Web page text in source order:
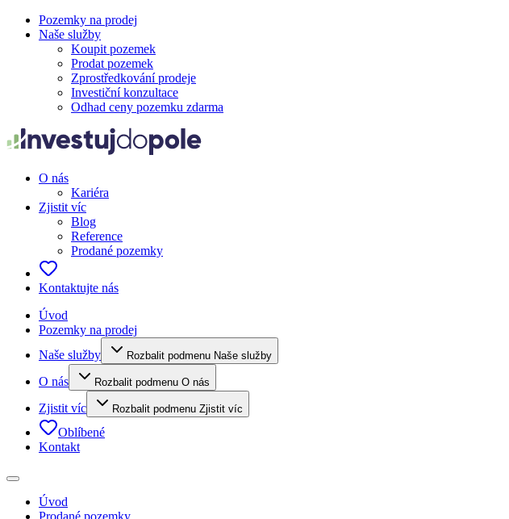
Pozemky na prodej
Naše služby
Koupit pozemek
Prodat pozemek
Zprostředkování prodeje
Investiční konzultace
Odhad ceny pozemku zdarma
O nás
Kariéra
Zjistit víc
Blog
Reference
Prodané pozemky
Kontaktujte nás
Úvod
Pozemky na prodej
Naše služby
Rozbalit podmenu Naše služby
O nás Rozbalit podmenu O nás
Zjistit víc Rozbalit podmenu Zjistit víc
Oblíbené
Kontakt
Úvod
Prodané pozemky